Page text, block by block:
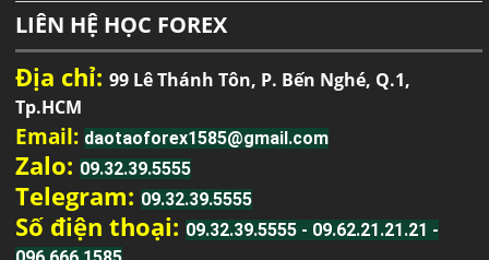
LIÊN HỆ HỌC FOREX
Địa chỉ:99 Lê Thánh Tôn, P. Bến Nghé, Q.1,
Tp.HCM
Email:daotaoforex1585@gmail.com
Zalo:09.32.39.5555
Telegram:09.32.39.5555
Số điện thoại:09.32.39.5555 - 09.62.21.21.21 -